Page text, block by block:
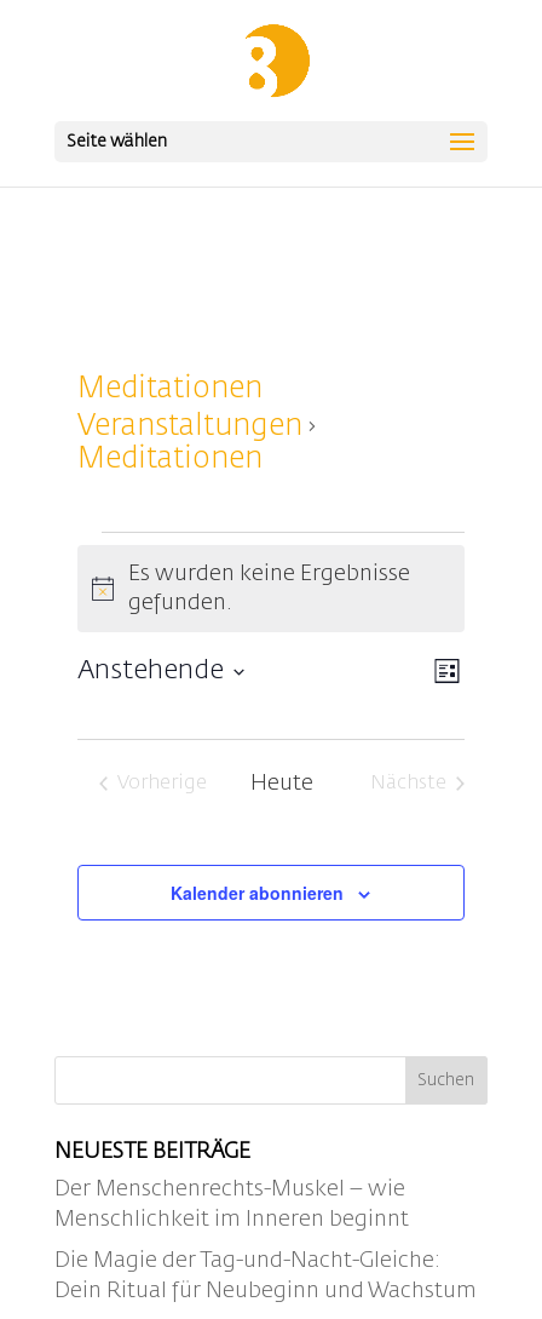
Seite wählen
Meditationen
Veranstaltungen
Meditationen
Hinweis
Es wurden keine Ergebnisse
gefunden.
Liste
Anstehende
wählen.
Vorherige
Heute
Nächste
Kalender abonnieren
NEUESTE BEITRÄGE
Der Menschenrechts-Muskel – wie
Menschlichkeit im Inneren beginnt
Die Magie der Tag-und-Nacht-Gleiche:
Dein Ritual für Neubeginn und Wachstum